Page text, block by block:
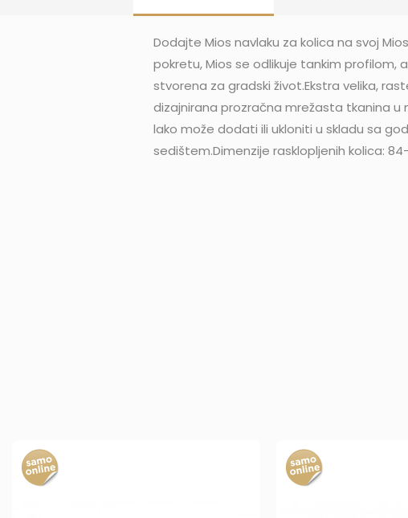
Dodajte Mios navlaku za kolica na svoj
pokretu, Mios se odlikuje tankim
stvorena za gradski život.Ekstra velika,
dizajnirana prozračna mrežasta tkanina u
lako može dodati ili ukloniti u skladu sa
sedištem.Dimenzije rasklopljenih kolica: